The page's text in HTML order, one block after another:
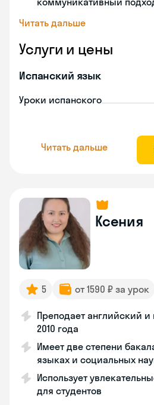
Читать дальше
Услуги и цены
Испанский язык
Уроки испанского
Читать дальше
Ксения
5 от 1590 ₽ за урок
Преподает английский
2010 года
Имеет две степени
языках и социальных
Использует
для студентов